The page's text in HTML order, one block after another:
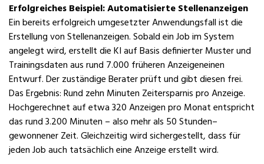
Erfolgreiches Beispiel: Automatisierte Stellenanzeigen
Ein bereits erfolgreich umgesetzter Anwendungsfall ist die
Erstellung von Stellenanzeigen. Sobald ein Job im System
angelegt wird, erstellt die KI auf Basis definierter Muster und
Trainingsdaten aus rund 7.000 früheren Anzeigeneinen
Entwurf. Der zuständige Berater prüft und gibt diesen frei.
Das Ergebnis: Rund zehn Minuten Zeitersparnis pro Anzeige.
Hochgerechnet auf etwa 320 Anzeigen pro Monat entspricht
das rund 3.200 Minuten – also mehr als 50 Stunden–
gewonnener Zeit. Gleichzeitig wird sichergestellt, dass für
jeden Job auch tatsächlich eine Anzeige erstellt wird.